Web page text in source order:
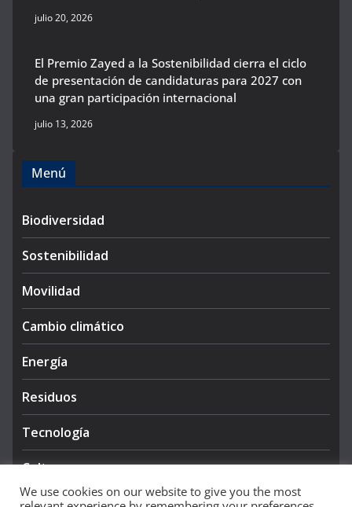
julio 20, 2026
El Premio Zayed a la Sostenibilidad cierra el ciclo
de presentación de candidaturas para 2027 con
una gran participación internacional
julio 13, 2026
Menú
Biodiversidad
Sostenibilidad
Movilidad
Cambio climático
Energía
Residuos
Tecnología
Cultura
We use cookies on our website to give you the most